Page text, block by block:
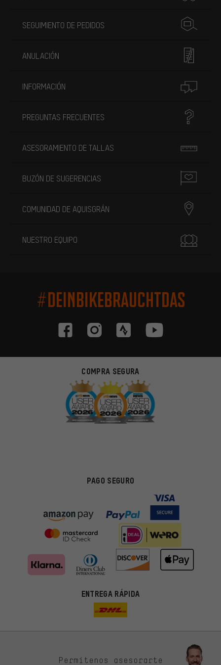
SEGUIMIENTO DE PEDIDOS
ANULACIÓN
INFORMACIÓN
PREGUNTAS FRECUENTES
ASESORAMIENTO DE TALLAS
BUZÓN DE SUGERENCIAS
COMUNIDAD DE AQUISGRÁN
NUESTRO EQUIPO
#DEINBIKEBRAUCHTDAS
COMPRA SEGURA
PAGO SEGURO
ENTREGA RÁPIDA
Permítenos asesorarte